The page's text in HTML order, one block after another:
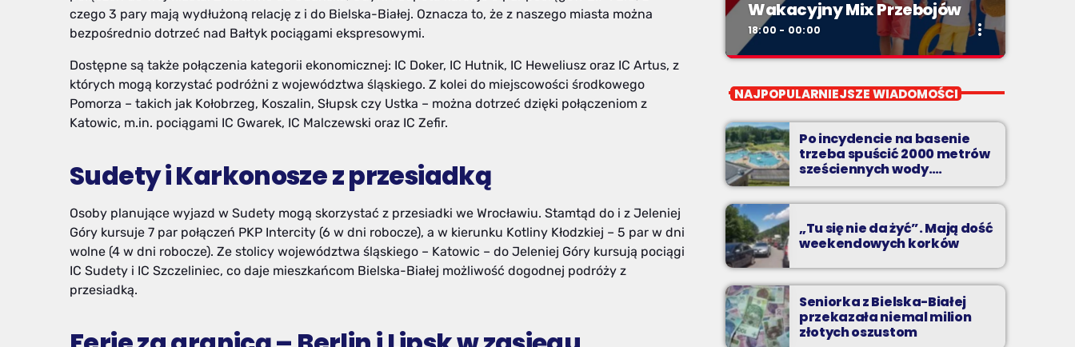
czego 3 pary mają wydłużoną relację z i do Bielska-Białej. Oznacza to, że z naszego miasta można
bezpośrednio dotrzeć nad Bałtyk pociągami ekspresowymi.
Dostępne są także połączenia kategorii ekonomicznej: IC Doker, IC Hutnik, IC Heweliusz oraz IC Artus, z
których mogą korzystać podróżni z województwa śląskiego. Z kolei do miejscowości środkowego
Pomorza – takich jak Kołobrzeg, Koszalin, Słupsk czy Ustka – można dotrzeć dzięki połączeniom z
Katowic, m.in. pociągami IC Gwarek, IC Malczewski oraz IC Zefir.
Sudety i Karkonosze z przesiadką
Osoby planujące wyjazd w Sudety mogą skorzystać z przesiadki we Wrocławiu. Stamtąd do i z Jeleniej
Góry kursuje 7 par połączeń PKP Intercity (6 w dni robocze), a w kierunku Kotliny Kłodzkiej – 5 par w dni
wolne (4 w dni robocze). Ze stolicy województwa śląskiego – Katowic – do Jeleniej Góry kursują pociągi
IC Sudety i IC Szczeliniec, co daje mieszkańcom Bielska-Białej możliwość dogodnej podróży z
przesiadką.
Wakacyjny Mix Przebojów
18:00 - 00:00 more_vert
Wakacyjny Mix Przebojów
to najgorętsze hity lata, muzyczne plażowe
perełki, wspomnienia letnich przebojów,
nowości i premiery oraz Wasze pozdrowienia
z wakacji!
NAJPOPULARNIEJSZE WIADOMOŚCI
Po incydencie na basenie
trzeba spuścić 2000 metrów
sześciennych wody.
„Ogromne koszty i ogromna
praca”
„Tu się nie da żyć”. Mają dość
weekendowych korków
Seniorka z Bielska-Białej
przekazała niemal milion
złotych oszustom